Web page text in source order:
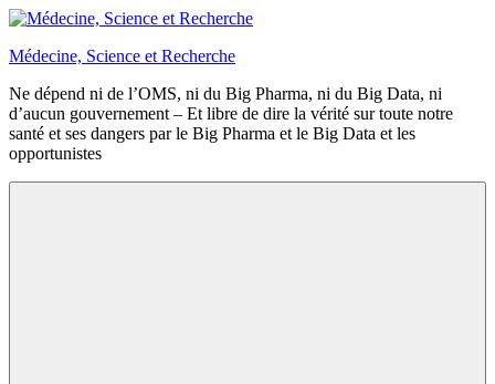
Aller
contenu
Médecine, Science et Recherche
Ne dépend ni de l’OMS, ni du Big Pharma, ni du Big Data, ni
d’aucun gouvernement – Et libre de dire la vérité sur toute notre
santé et ses dangers par le Big Pharma et le Big Data et les
opportunistes